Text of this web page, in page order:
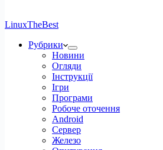
LinuxTheBest
Рубрики
Новини
Огляди
Інструкції
Ігри
Програми
Робоче оточення
Android
Сервер
Железо